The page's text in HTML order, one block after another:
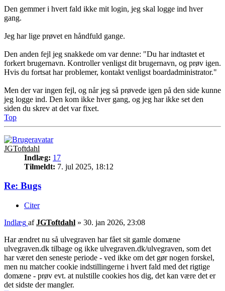
Den gemmer i hvert fald ikke mit login, jeg skal logge ind hver
gang.
Jeg har lige prøvet en håndfuld gange.
Den anden fejl jeg snakkede om var denne: "Du har indtastet et
forkert brugernavn. Kontroller venligst dit brugernavn, og prøv igen.
Hvis du fortsat har problemer, kontakt venligst boardadministrator."
Men der var ingen fejl, og når jeg så prøvede igen på den side kunne
jeg logge ind. Den kom ikke hver gang, og jeg har ikke set den
siden du skrev at det var fixet.
Top
JGToftdahl
Indlæg: 17
Tilmeldt: 7. jul 2025, 18:12
Re: Bugs
Citer
Indlæg afJGToftdahl » 30. jan 2026, 23:08
Har ændret nu så ulvegraven har fået sit gamle domæne
ulvegraven.dk tilbage og ikke ulvegraven.dk/ulvegraven, som det
har været den seneste periode - ved ikke om det gør nogen forskel,
men nu matcher cookie indstillingerne i hvert fald med det rigtige
domæne - prøv evt. at nulstille cookies hos dig, det kan være det er
det sidste der mangler.